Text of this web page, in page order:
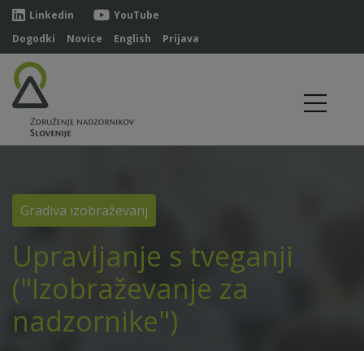
Linkedin
YouTube
Dogodki
Novice English Prijava
Gradiva izobraževanj
Upravljanje s tveganji
("Izobraževanje za
nadzornike")